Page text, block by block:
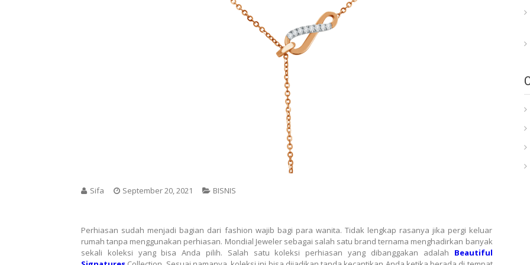
Sifa September 20, 2021 BISNIS
Perhiasan sudah menjadi bagian dari fashion wajib bagi para wanita. Tidak lengkap rasanya jika pergi keluar
rumah tanpa menggunakan perhiasan. Mondial Jeweler sebagai salah satu brand ternama menghadirkan banyak
sekali koleksi yang bisa Anda pilih. Salah satu koleksi perhiasan yang dibanggakan adalah Beautiful